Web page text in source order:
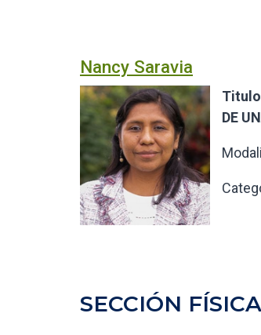
Nancy Saravia
Titulo
DE
SECCIÓN FÍSICA